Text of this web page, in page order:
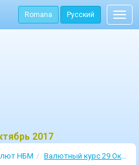
Romana Русский
2017
НБМ Валютный курс 29 Октябрь 2017